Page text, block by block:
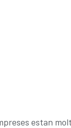
estan